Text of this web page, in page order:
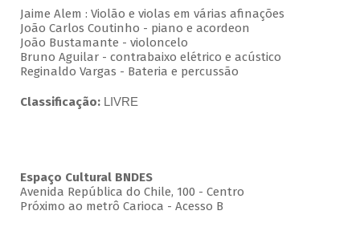
Jaime Alem : Violão e violas em várias afinações
João Carlos Coutinho - piano e acordeon
João Bustamante - violoncelo
Bruno Aguilar - contrabaixo elétrico e acústico
Reginaldo Vargas - Bateria e percussão
Classificação: LIVRE
Espaço Cultural BNDES
Avenida República do Chile, 100 - Centro
Próximo ao metrô Carioca - Acesso B